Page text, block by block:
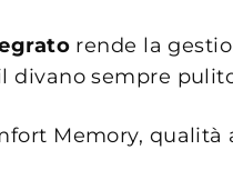
rende la
sempre
Memory, qualità